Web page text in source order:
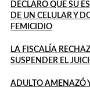
DECLARÓ QUE SU
DE UN CELULAR Y
FEMICIDIO
LA FISCALÍA
SUSPENDER EL
ADULTO AMENAZÓ